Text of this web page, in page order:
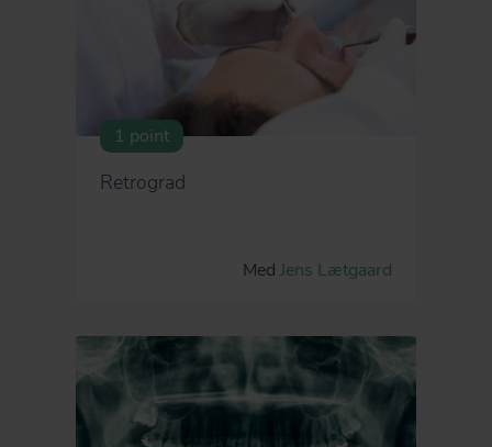
1 point
Retrograd
Med Jens Lætgaard